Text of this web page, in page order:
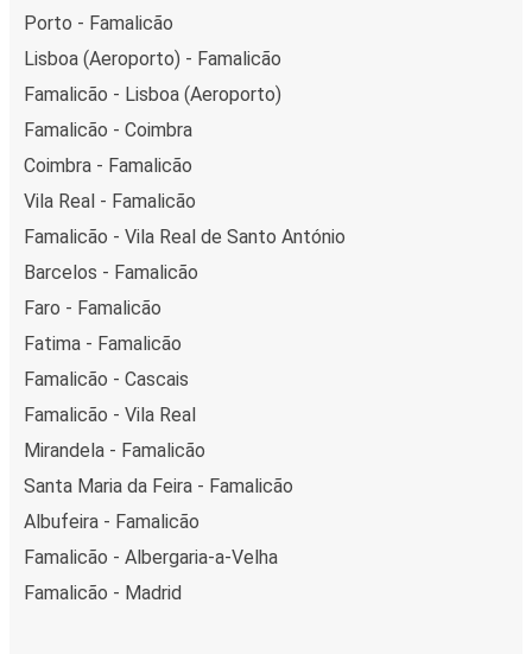
Porto - Famalicão
Lisboa (Aeroporto) - Famalicão
Famalicão - Lisboa (Aeroporto)
Famalicão - Coimbra
Coimbra - Famalicão
Vila Real - Famalicão
Famalicão - Vila Real de Santo António
Barcelos - Famalicão
Faro - Famalicão
Fatima - Famalicão
Famalicão - Cascais
Famalicão - Vila Real
Mirandela - Famalicão
Santa Maria da Feira - Famalicão
Albufeira - Famalicão
Famalicão - Albergaria-a-Velha
Famalicão - Madrid